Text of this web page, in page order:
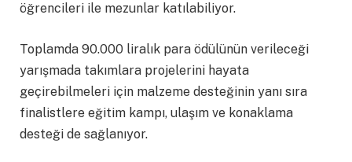
öğrencileri ile mezunlar katılabiliyor.
Toplamda 90.000 liralık para ödülünün verileceği
yarışmada takımlara projelerini hayata
geçirebilmeleri için malzeme desteğinin yanı sıra
finalistlere eğitim kampı, ulaşım ve konaklama
desteği de sağlanıyor.